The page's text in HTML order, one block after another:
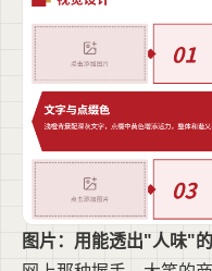
图片：用能透出"人味"